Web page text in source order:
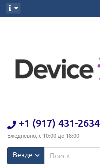
+1 (917) 431-2634
Ежедневно, с 10:00 до 18:00
Везде